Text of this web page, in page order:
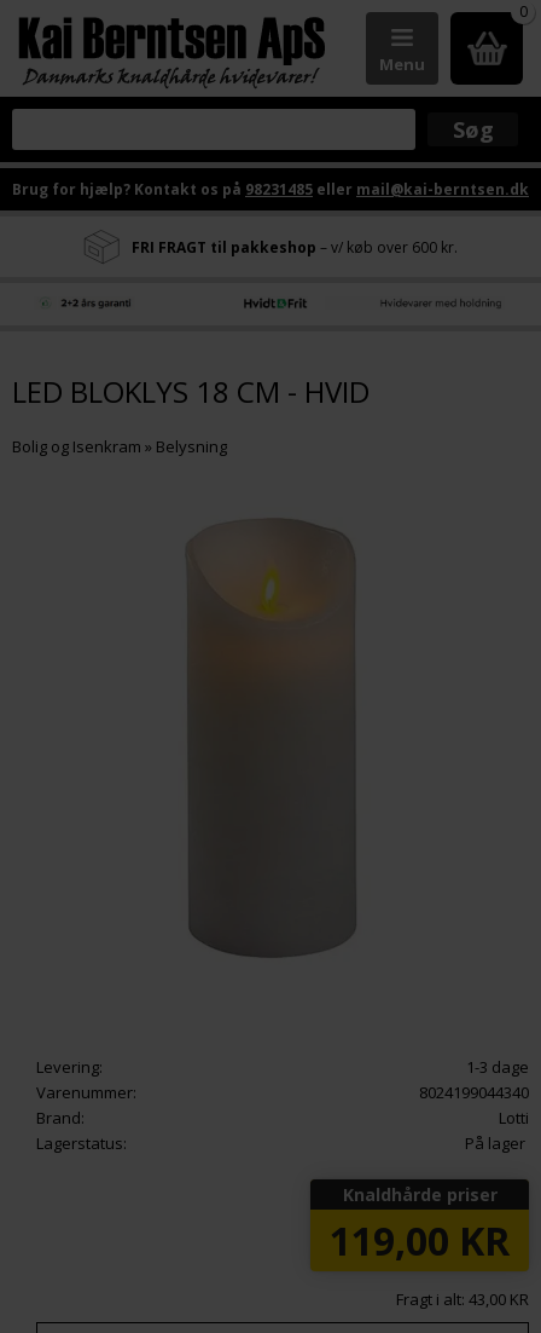
0
Menu
Brug for hjælp? Kontakt os på 98231485 eller mail@kai-berntsen.dk
FRI FRAGT til pakkeshop – v/ køb over 600 kr.
LED BLOKLYS 18 CM - HVID
Bolig og Isenkram » Belysning
Levering:
1-3 dage
Varenummer:
8024199044340
Brand:
Lotti
Lagerstatus:
På lager
Knaldhårde priser
119,00 KR
Fragt i alt: 43,00 KR